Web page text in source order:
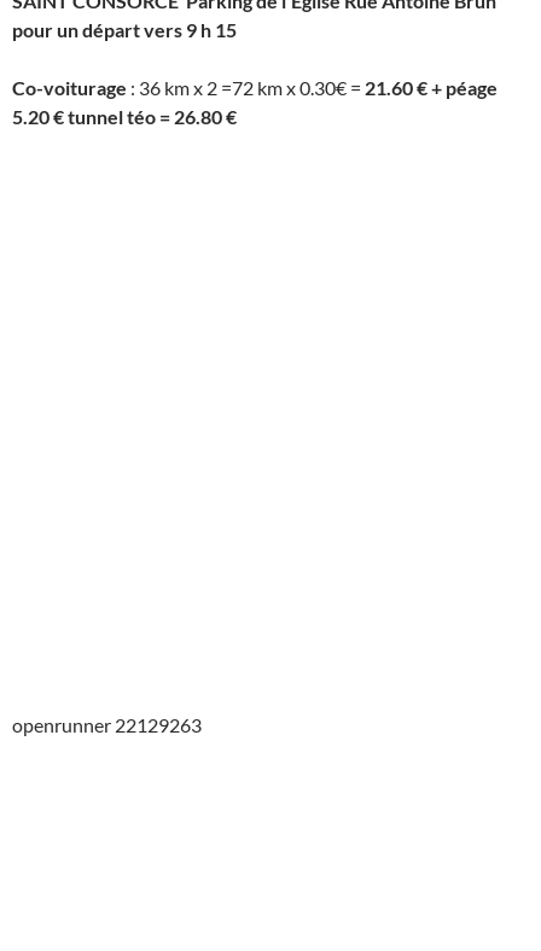
pour un départ vers 9 h 15
Co-voiturage : 36 km x 2 =72 km x 0.30€ = 21.60 € + péage
5.20 € tunnel téo = 26.80 €
openrunner 22129263